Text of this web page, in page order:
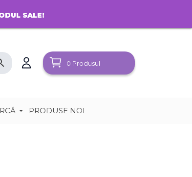
SALE!
0 Produsul
PRODUSE NOI